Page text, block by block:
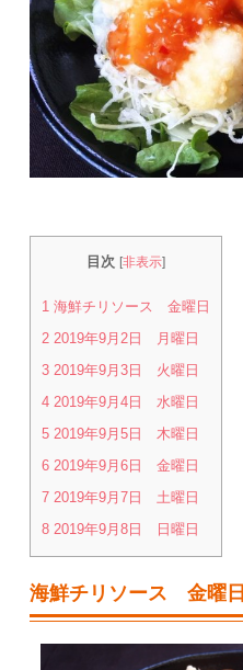
目次 [非表示]
1 海鮮チリソース 金曜日
2 2019年9月2日 月曜日
3 2019年9月3日 火曜日
4 2019年9月4日 水曜日
5 2019年9月5日 木曜日
6 2019年9月6日 金曜日
7 2019年9月7日 土曜日
8 2019年9月8日 日曜日
海鮮チリソース 金曜日